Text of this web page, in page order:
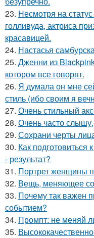
23. Несмотря на
голливуда, актриса
красавицей.
24. Настасья
25. Дженни из
котором все говорят.
26. Я думала он мне
стиль (ибо своим я
27. Очень стильный
28. Очень часто
29. Сохрани черты
30. Как подготовиться
- результат?
31. Портрет женщины
32. Вещь, меняющее
33. Почему так важен
событием?
34. Промпт: не меняй
35.